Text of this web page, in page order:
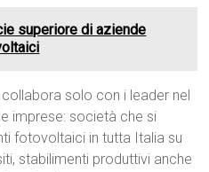
superiore di aziende
collabora solo con i leader nel
imprese: società che si
fotovoltaici in tutta Italia su
stabilimenti produttivi anche